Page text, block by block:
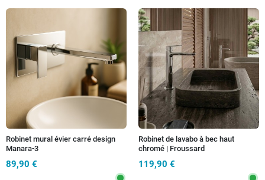
Robinet mural évier carré design
Manara-3
89,90 €
Robinet de lavabo à bec haut
chromé | Froussard
119,90 €